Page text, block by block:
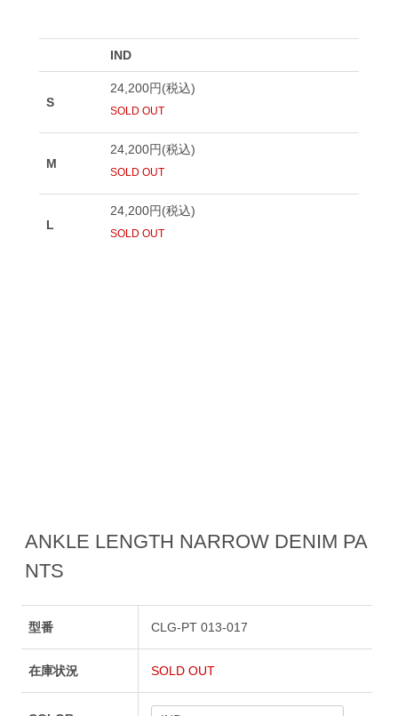
ANKLE LENGTH NARROW DENIM PA
NTS
型番 CLG-PT 013-017
在庫状況 SOLD OUT